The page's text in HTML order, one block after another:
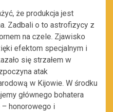
że produkcja jest
Zadbali o to astrofizycy z
na czele. Zjawisko
efektom specjalnym i
się strzałem w
atak
w Kijowie. W środku
głównego bohatera
– honorowego i